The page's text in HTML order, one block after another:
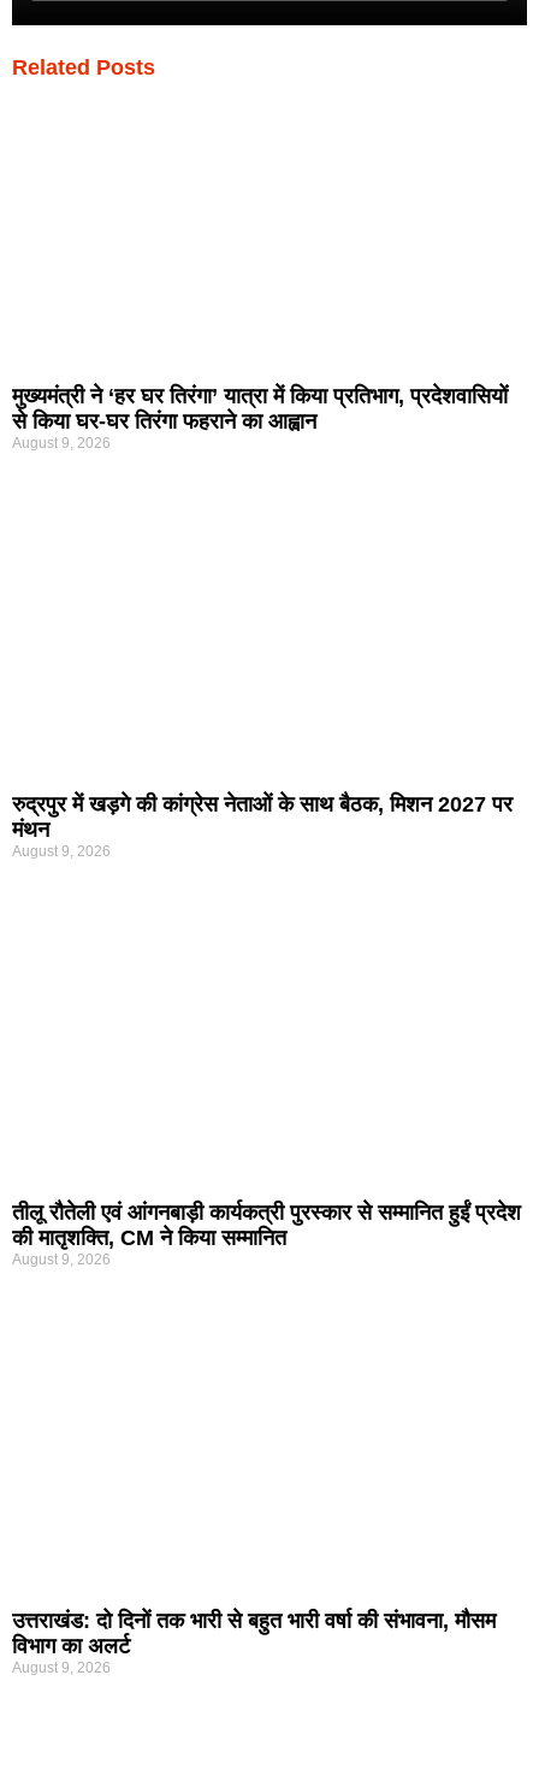
Related Posts
मुख्यमंत्री ने ‘हर घर तिरंगा’ यात्रा में किया प्रतिभाग, प्रदेशवासियों
से किया घर-घर तिरंगा फहराने का आह्वान
August 9, 2026
रुद्रपुर में खड़गे की कांग्रेस नेताओं के साथ बैठक, मिशन 2027 पर
मंथन
August 9, 2026
तीलू रौतेली एवं आंगनबाड़ी कार्यकत्री पुरस्कार से सम्मानित हुईं प्रदेश
की मातृशक्ति, CM ने किया सम्मानित
August 9, 2026
उत्तराखंड: दो दिनों तक भारी से बहुत भारी वर्षा की संभावना, मौसम
विभाग का अलर्ट
August 9, 2026